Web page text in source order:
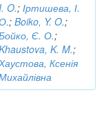
O.; Іртишева, І.
; Boiko, Y. O.;
Є. О.;
K. M.;
Ксенія